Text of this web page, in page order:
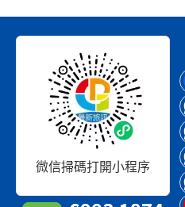
微信掃碼打開小程序